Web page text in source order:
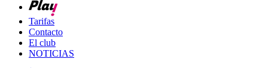
Tarifas
Contacto
El club
NOTICIAS